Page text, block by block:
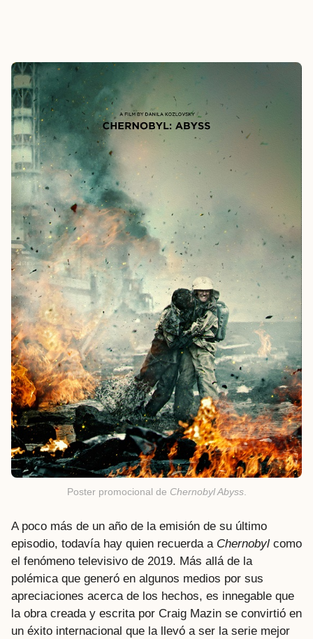
Poster promocional de Chernobyl Abyss.
A poco más de un año de la emisión de su último
episodio, todavía hay quien recuerda a Chernobyl como
el fenómeno televisivo de 2019. Más allá de la
polémica que generó en algunos medios por sus
apreciaciones acerca de los hechos, es innegable que
la obra creada y escrita por Craig Mazin se convirtió en
un éxito internacional que la llevó a ser la serie mejor